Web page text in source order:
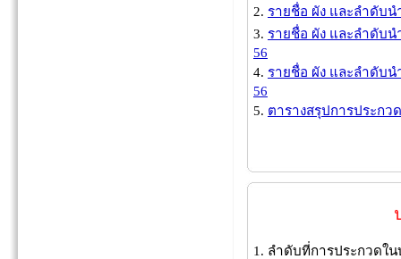
2. รายชื่อ ผัง และลำดับน
3. รายชื่อ ผัง และลำดับ
56
4. รายชื่อ ผัง และลำดับ
56
5. ตารางสรุปการประกว
1. ลำดับที่การประกวดใ